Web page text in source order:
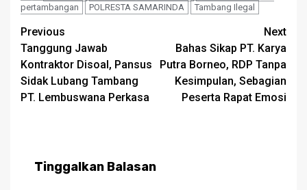
pertambangan
POLRESTA SAMARINDA Tambang Ilegal
Post
navigation
Previous
Tanggung Jawab
Kontraktor Disoal, Pansus
Sidak Lubang Tambang
PT. Lembuswana Perkasa
Next
Bahas Sikap PT. Karya
Putra Borneo, RDP Tanpa
Kesimpulan, Sebagian
Peserta Rapat Emosi
Tinggalkan Balasan